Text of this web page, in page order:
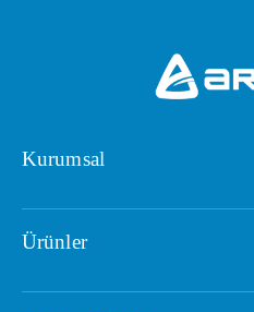
Kurumsal
Ürünler